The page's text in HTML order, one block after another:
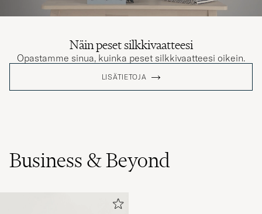
Näin peset silkkivaatteesi
Opastamme sinua, kuinka peset silkkivaatteesi oikein.
LISÄTIETOJA
Business & Beyond